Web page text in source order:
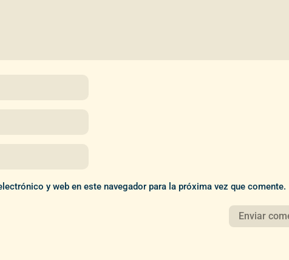
y web en este navegador para la próxima vez que comente.